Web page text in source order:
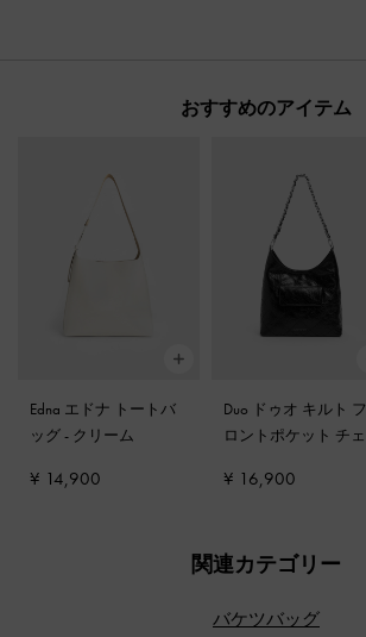
おすすめのアイテム
Edna エドナ トートバ
ッグ- クリーム
¥ 14,900
Duo ドゥオ キルト フ
ロントポケット チェ
ノワール
¥ 16,900
関連カテゴリー
バケツバッグ